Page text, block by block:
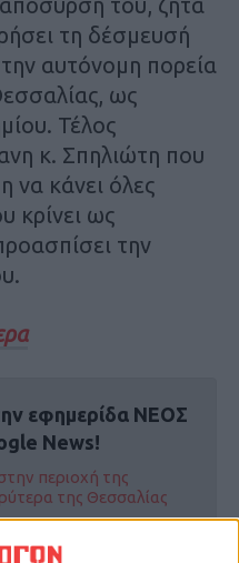
τη δέσμευσή
αυτόνομη πορεία
ως
Τέλος
κ. Σπηλιώτη που
να κάνει όλες
κρίνει ως
την
εφημερίδα ΝΕΟΣ
News!
περιοχή της
της Θεσσαλίας